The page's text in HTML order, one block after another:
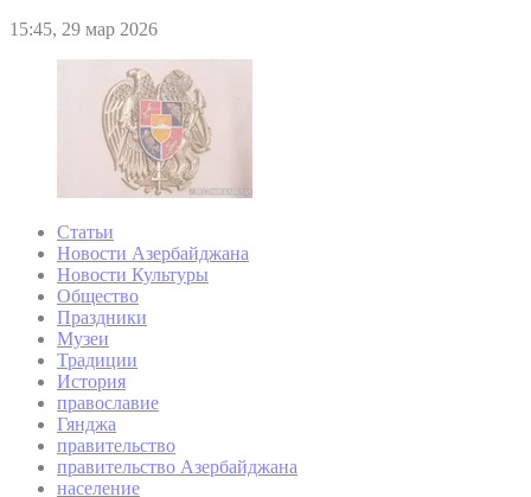
15:45, 29 мар 2026
Статьи
Новости Азербайджана
Новости Культуры
Общество
Праздники
Музеи
Традиции
История
православие
Гянджа
правительство
правительство Азербайджана
население